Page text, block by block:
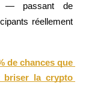
compétitives
— passant de
réellement
de chances que
briser la crypto